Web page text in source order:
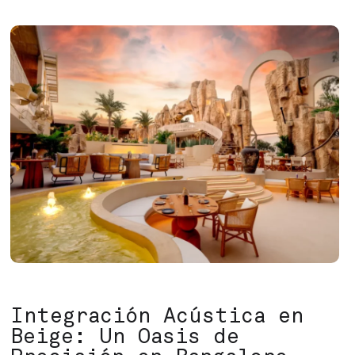
Integración Acústica en
Beige: Un Oasis de